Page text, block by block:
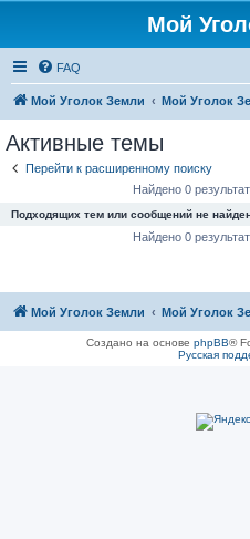
Мой
FAQ
Мой Уголок Земли Мой Уголок
Активные темы
Перейти к расширенному поиску
Найдено 0
Подходящих тем или сообщений не
Найдено 0
Мой Уголок Земли Мой Уголок
Создано на основе phpBB®
Русская